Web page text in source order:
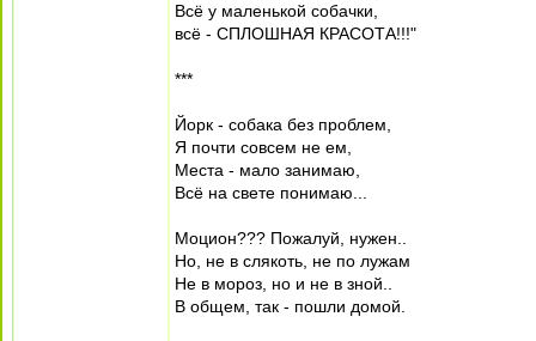
Всё у маленькой собачки,
всё - СПЛОШНАЯ КРАСОТА!!!"
***
Йорк - собака без проблем,
Я почти совсем не ем,
Места - мало занимаю,
Всё на свете понимаю...
Моцион??? Пожалуй, нужен..
Но, не в слякоть, не по лужам
Не в мороз, но и не в зной..
В общем, так - пошли домой.